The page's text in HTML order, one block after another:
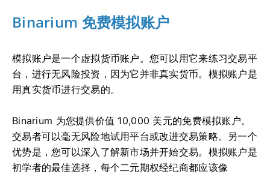
Binarium 免费模拟账户
模拟账户是一个虚拟货币账户。您可以用它来练习交易平
台，进行无风险投资，因为它并非真实货币。模拟账户是
用真实货币进行交易的。
Binarium 为您提供价值 10,000 美元的免费模拟账户。
交易者可以毫无风险地试用平台或改进交易策略。另一个
优势是，您可以深入了解新市场并开始交易。模拟账户是
初学者的最佳选择，每个二元期权经纪商都应该像